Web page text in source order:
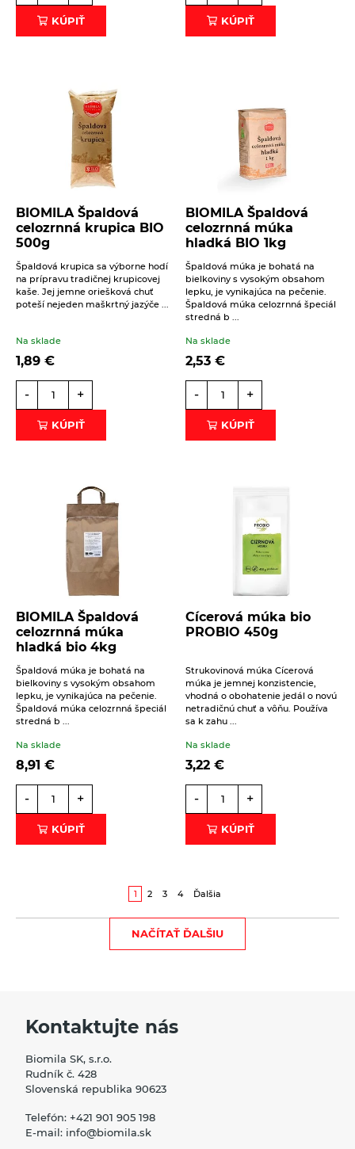
KÚPIŤ KÚPIŤ
BIOMILA Špaldová
celozrnná krupica BIO
500g
Špaldová krupica sa výborne hodí
na prípravu tradičnej krupicovej
kaše. Jej jemne oriešková chuť
poteší nejeden maškrtný jazýče ...
Na sklade
1,89 €
- +
KÚPIŤ
BIOMILA Špaldová
celozrnná múka
hladká BIO 1kg
Špaldová múka je bohatá na
bielkoviny s vysokým obsahom
lepku, je vynikajúca na pečenie.
Špaldová múka celozrnná špeciál
stredná b ...
Na sklade
2,53 €
- +
KÚPIŤ
BIOMILA Špaldová
celozrnná múka
hladká bio 4kg
Špaldová múka je bohatá na
bielkoviny s vysokým obsahom
lepku, je vynikajúca na pečenie.
Špaldová múka celozrnná špeciál
stredná b ...
Na sklade
8,91 €
- +
KÚPIŤ
Cícerová múka bio
PROBIO 450g
Strukovinová múka Cícerová
múka je jemnej konzistencie,
vhodná o obohatenie jedál o novú
netradičnú chuť a vôňu. Používa
sa k zahu ...
Na sklade
3,22 €
- +
KÚPIŤ
1 2 3 4 Ďalšia
NAČÍTAŤ ĎALŠIU
Kontaktujte nás
Biomila SK, s.r.o.
Rudník č. 428
Slovenská republika 90623
Telefón: +421 901 905 198
E-mail: info@biomila.sk